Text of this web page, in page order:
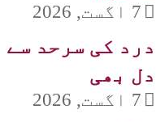
7 اگست, 2026
درد کی سرحد سے
دل بھی
7 اگست, 2026